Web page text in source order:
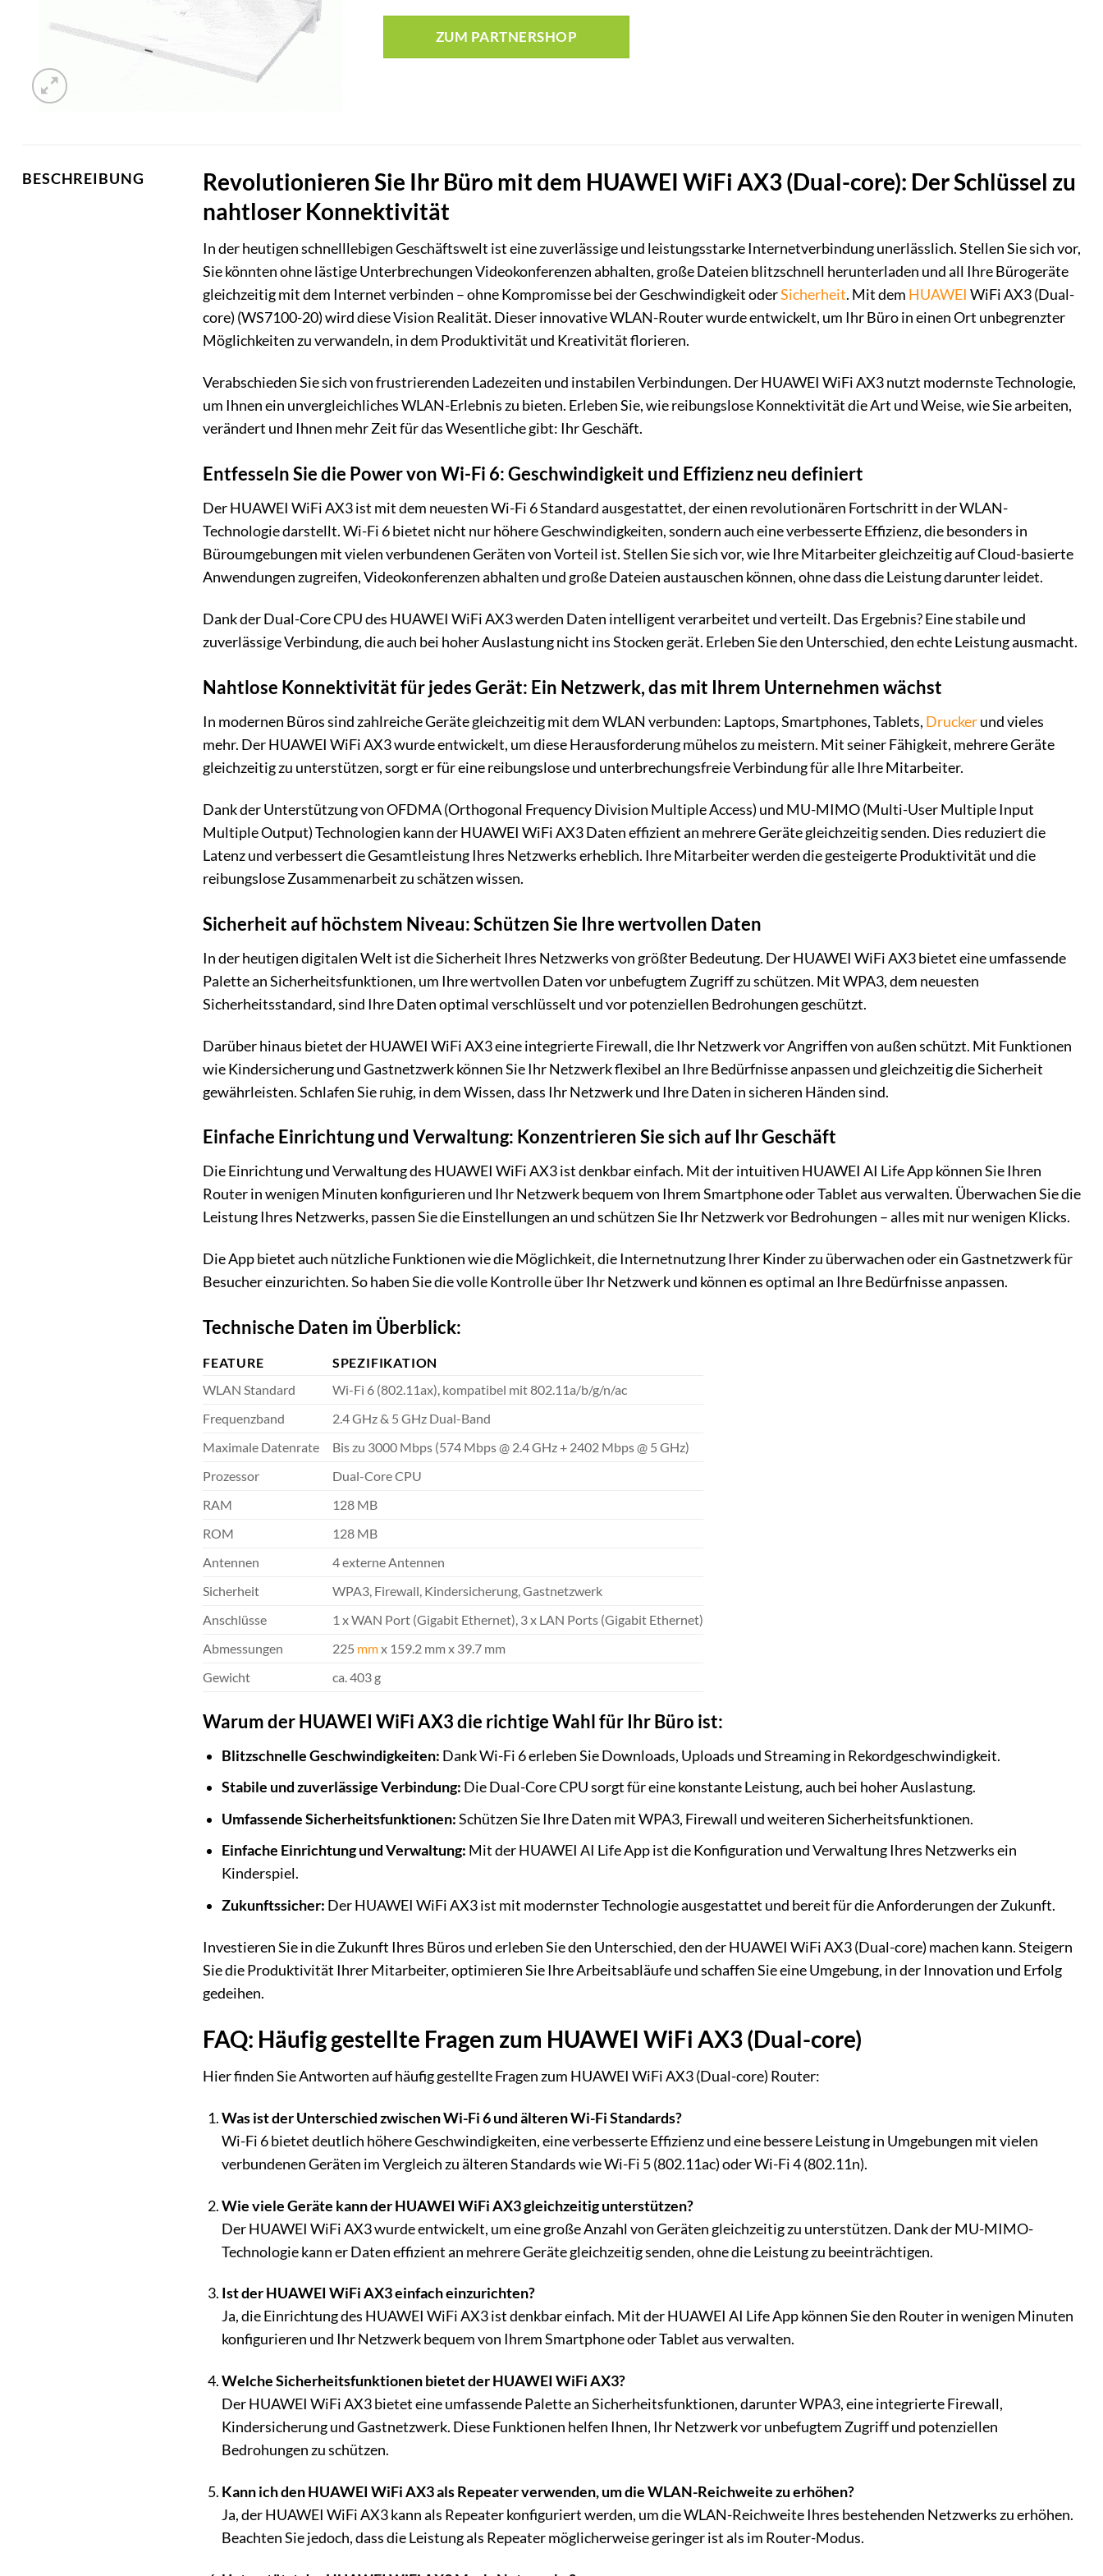
ZUM PARTNERSHOP
BESCHREIBUNG
Revolutionieren Sie Ihr Büro mit dem HUAWEI WiFi AX3 (Dual-core): Der Schlüssel zu
nahtloser Konnektivität
In der heutigen schnelllebigen Geschäftswelt ist eine zuverlässige und leistungsstarke Internetverbindung unerlässlich. Stellen Sie sich vor,
Sie könnten ohne lästige Unterbrechungen Videokonferenzen abhalten, große Dateien blitzschnell herunterladen und all Ihre Bürogeräte
gleichzeitig mit dem Internet verbinden – ohne Kompromisse bei der Geschwindigkeit oderSicherheit. Mit dem HUAWEI WiFi AX3 (Dual-
core) (WS7100-20) wird diese Vision Realität. Dieser innovative WLAN-Router wurde entwickelt, um Ihr Büro in einen Ort unbegrenzter
Möglichkeiten zu verwandeln, in dem Produktivität und Kreativität florieren.
Verabschieden Sie sich von frustrierenden Ladezeiten und instabilen Verbindungen. Der HUAWEI WiFi AX3 nutzt modernste Technologie,
um Ihnen ein unvergleichliches WLAN-Erlebnis zu bieten. Erleben Sie, wie reibungslose Konnektivität die Art und Weise, wie Sie arbeiten,
verändert und Ihnen mehr Zeit für das Wesentliche gibt: Ihr Geschäft.
Entfesseln Sie die Power von Wi-Fi 6: Geschwindigkeit und Effizienz neu definiert
Der HUAWEI WiFi AX3 ist mit dem neuesten Wi-Fi 6 Standard ausgestattet, der einen revolutionären Fortschritt in der WLAN-
Technologie darstellt. Wi-Fi 6 bietet nicht nur höhere Geschwindigkeiten, sondern auch eine verbesserte Effizienz, die besonders in
Büroumgebungen mit vielen verbundenen Geräten von Vorteil ist. Stellen Sie sich vor, wie Ihre Mitarbeiter gleichzeitig auf Cloud-basierte
Anwendungen zugreifen, Videokonferenzen abhalten und große Dateien austauschen können, ohne dass die Leistung darunter leidet.
Dank der Dual-Core CPU des HUAWEI WiFi AX3 werden Daten intelligent verarbeitet und verteilt. Das Ergebnis? Eine stabile und
zuverlässige Verbindung, die auch bei hoher Auslastung nicht ins Stocken gerät. Erleben Sie den Unterschied, den echte Leistung ausmacht.
Nahtlose Konnektivität für jedes Gerät: Ein Netzwerk, das mit Ihrem Unternehmen wächst
In modernen Büros sind zahlreiche Geräte gleichzeitig mit dem WLAN verbunden: Laptops, Smartphones, Tablets, Druckerund vieles
mehr. Der HUAWEI WiFi AX3 wurde entwickelt, um diese Herausforderung mühelos zu meistern. Mit seiner Fähigkeit, mehrere Geräte
gleichzeitig zu unterstützen, sorgt er für eine reibungslose und unterbrechungsfreie Verbindung für alle Ihre Mitarbeiter.
Dank der Unterstützung von OFDMA (Orthogonal Frequency Division Multiple Access) und MU-MIMO (Multi-User Multiple Input
Multiple Output) Technologien kann der HUAWEI WiFi AX3 Daten effizient an mehrere Geräte gleichzeitig senden. Dies reduziert die
Latenz und verbessert die Gesamtleistung Ihres Netzwerks erheblich. Ihre Mitarbeiter werden die gesteigerte Produktivität und die
reibungslose Zusammenarbeit zu schätzen wissen.
Sicherheit auf höchstem Niveau: Schützen Sie Ihre wertvollen Daten
In der heutigen digitalen Welt ist die Sicherheit Ihres Netzwerks von größter Bedeutung. Der HUAWEI WiFi AX3 bietet eine umfassende
Palette an Sicherheitsfunktionen, um Ihre wertvollen Daten vor unbefugtem Zugriff zu schützen. Mit WPA3, dem neuesten
Sicherheitsstandard, sind Ihre Daten optimal verschlüsselt und vor potenziellen Bedrohungen geschützt.
Darüber hinaus bietet der HUAWEI WiFi AX3 eine integrierte Firewall, die Ihr Netzwerk vor Angriffen von außen schützt. Mit Funktionen
wie Kindersicherung und Gastnetzwerk können Sie Ihr Netzwerk flexibel an Ihre Bedürfnisse anpassen und gleichzeitig die Sicherheit
gewährleisten. Schlafen Sie ruhig, in dem Wissen, dass Ihr Netzwerk und Ihre Daten in sicheren Händen sind.
Einfache Einrichtung und Verwaltung: Konzentrieren Sie sich auf Ihr Geschäft
Die Einrichtung und Verwaltung des HUAWEI WiFi AX3 ist denkbar einfach. Mit der intuitiven HUAWEI AI Life App können Sie Ihren
Router in wenigen Minuten konfigurieren und Ihr Netzwerk bequem von Ihrem Smartphone oder Tablet aus verwalten. Überwachen Sie die
Leistung Ihres Netzwerks, passen Sie die Einstellungen an und schützen Sie Ihr Netzwerk vor Bedrohungen – alles mit nur wenigen Klicks.
Die App bietet auch nützliche Funktionen wie die Möglichkeit, die Internetnutzung Ihrer Kinder zu überwachen oder ein Gastnetzwerk für
Besucher einzurichten. So haben Sie die volle Kontrolle über Ihr Netzwerk und können es optimal an Ihre Bedürfnisse anpassen.
Technische Daten im Überblick:
FEATURE
SPEZIFIKATION
WLAN Standard
Wi-Fi 6 (802.11ax), kompatibel mit 802.11a/b/g/n/ac
Frequenzband
2.4 GHz & 5 GHz Dual-Band
Maximale Datenrate
Bis zu 3000 Mbps (574 Mbps @ 2.4 GHz + 2402 Mbps @ 5 GHz)
Prozessor
Dual-Core CPU
RAM
128 MB
ROM
128 MB
Antennen
4 externe Antennen
Sicherheit
WPA3, Firewall, Kindersicherung, Gastnetzwerk
Anschlüsse
1 x WAN Port (Gigabit Ethernet), 3 x LAN Ports (Gigabit Ethernet)
Abmessungen
225 mmx 159.2 mm x 39.7 mm
Gewicht
ca. 403 g
Warum der HUAWEI WiFi AX3 die richtige Wahl für Ihr Büro ist:
Blitzschnelle Geschwindigkeiten: Dank Wi-Fi 6 erleben Sie Downloads, Uploads und Streaming in Rekordgeschwindigkeit.
Stabile und zuverlässige Verbindung: Die Dual-Core CPU sorgt für eine konstante Leistung, auch bei hoher Auslastung.
Umfassende Sicherheitsfunktionen:Schützen Sie Ihre Daten mit WPA3, Firewall und weiteren Sicherheitsfunktionen.
Einfache Einrichtung und Verwaltung: Mit der HUAWEI AI Life App ist die Konfiguration und Verwaltung Ihres Netzwerks ein
Kinderspiel.
Zukunftssicher: Der HUAWEI WiFi AX3 ist mit modernster Technologie ausgestattet und bereit für die Anforderungen der Zukunft.
Investieren Sie in die Zukunft Ihres Büros und erleben Sie den Unterschied, den der HUAWEI WiFi AX3 (Dual-core) machen kann. Steigern
Sie die Produktivität Ihrer Mitarbeiter, optimieren Sie Ihre Arbeitsabläufe und schaffen Sie eine Umgebung, in der Innovation und Erfolg
gedeihen.
FAQ: Häufig gestellte Fragen zum HUAWEI WiFi AX3 (Dual-core)
Hier finden Sie Antworten auf häufig gestellte Fragen zum HUAWEI WiFi AX3 (Dual-core) Router:
Was ist der Unterschied zwischen Wi-Fi 6 und älteren Wi-Fi Standards?
Wi-Fi 6 bietet deutlich höhere Geschwindigkeiten, eine verbesserte Effizienz und eine bessere Leistung in Umgebungen mit vielen
verbundenen Geräten im Vergleich zu älteren Standards wie Wi-Fi 5 (802.11ac) oder Wi-Fi 4 (802.11n).
Wie viele Geräte kann der HUAWEI WiFi AX3 gleichzeitig unterstützen?
Der HUAWEI WiFi AX3 wurde entwickelt, um eine große Anzahl von Geräten gleichzeitig zu unterstützen. Dank der MU-MIMO-
Technologie kann er Daten effizient an mehrere Geräte gleichzeitig senden, ohne die Leistung zu beeinträchtigen.
Ist der HUAWEI WiFi AX3 einfach einzurichten?
Ja, die Einrichtung des HUAWEI WiFi AX3 ist denkbar einfach. Mit der HUAWEI AI Life App können Sie den Router in wenigen Minuten
konfigurieren und Ihr Netzwerk bequem von Ihrem Smartphone oder Tablet aus verwalten.
Welche Sicherheitsfunktionen bietet der HUAWEI WiFi AX3?
Der HUAWEI WiFi AX3 bietet eine umfassende Palette an Sicherheitsfunktionen, darunter WPA3, eine integrierte Firewall,
Kindersicherung und Gastnetzwerk. Diese Funktionen helfen Ihnen, Ihr Netzwerk vor unbefugtem Zugriff und potenziellen
Bedrohungen zu schützen.
Kann ich den HUAWEI WiFi AX3 als Repeater verwenden, um die WLAN-Reichweite zu erhöhen?
Ja, der HUAWEI WiFi AX3 kann als Repeater konfiguriert werden, um die WLAN-Reichweite Ihres bestehenden Netzwerks zu erhöhen.
Beachten Sie jedoch, dass die Leistung als Repeater möglicherweise geringer ist als im Router-Modus.